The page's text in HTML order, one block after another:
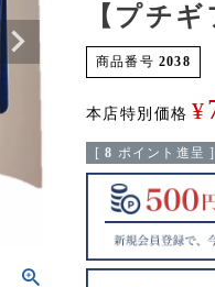
【プチギ
商品番号 2038
本店特別価格 ¥
[ 8 ポイント進呈 ]